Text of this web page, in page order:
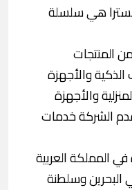
هي سلسلة
المنتجات
الذكية والأجهزة
والأجهزة
الشركة خدمات
منتشرة في المملكة العربية
البحرين وسلطنة